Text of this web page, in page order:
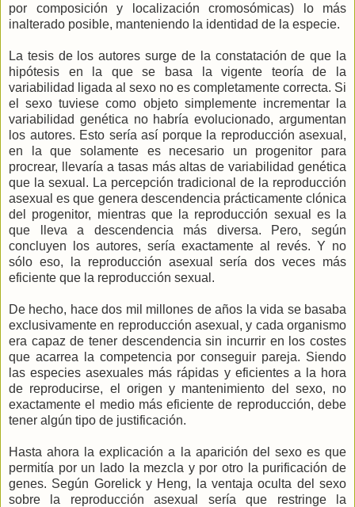
por composición y localización cromosómicas) lo más
inalterado posible, manteniendo la identidad de la especie.
La tesis de los autores surge de la constatación de que la
hipótesis en la que se basa la vigente teoría de la
variabilidad ligada al sexo no es completamente correcta. Si
el sexo tuviese como objeto simplemente incrementar la
variabilidad genética no habría evolucionado, argumentan
los autores. Esto sería así porque la reproducción asexual,
en la que solamente es necesario un progenitor para
procrear, llevaría a tasas más altas de variabilidad genética
que la sexual. La percepción tradicional de la reproducción
asexual es que genera descendencia prácticamente clónica
del progenitor, mientras que la reproducción sexual es la
que lleva a descendencia más diversa. Pero, según
concluyen los autores, sería exactamente al revés. Y no
sólo eso, la reproducción asexual sería dos veces más
eficiente que la reproducción sexual.
De hecho, hace dos mil millones de años la vida se basaba
exclusivamente en reproducción asexual, y cada organismo
era capaz de tener descendencia sin incurrir en los costes
que acarrea la competencia por conseguir pareja. Siendo
las especies asexuales más rápidas y eficientes a la hora
de reproducirse, el origen y mantenimiento del sexo, no
exactamente el medio más eficiente de reproducción, debe
tener algún tipo de justificación.
Hasta ahora la explicación a la aparición del sexo es que
permitía por un lado la mezcla y por otro la purificación de
genes. Según Gorelick y Heng, la ventaja oculta del sexo
sobre la reproducción asexual sería que restringe la